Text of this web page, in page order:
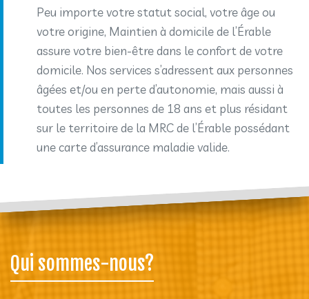
Peu importe votre statut social, votre âge ou
votre origine, Maintien à domicile de l’Érable
assure votre bien-être dans le confort de votre
domicile. Nos services s’adressent aux personnes
âgées et/ou en perte d’autonomie, mais aussi à
toutes les personnes de 18 ans et plus résidant
sur le territoire de la MRC de l’Érable possédant
une carte d’assurance maladie valide.
Qui sommes-nous?